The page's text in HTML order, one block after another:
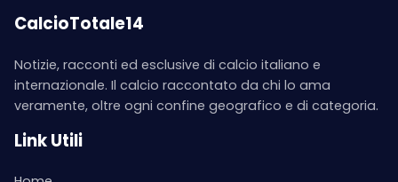
CalcioTotale14
Notizie, racconti ed esclusive di calcio italiano e
internazionale. Il calcio raccontato da chi lo ama
veramente, oltre ogni confine geografico e di categoria.
Link Utili